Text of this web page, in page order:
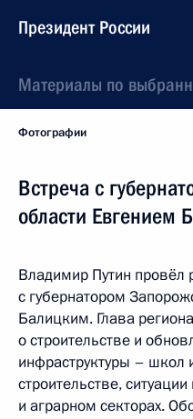
Президент России
Материалы по
Фотографии
Встреча с
области Евгением
Владимир Путин провёл
с губернатором
Балицким. Глава
о строительстве и
инфраструктуры –
строительстве,
и аграрном секторах.